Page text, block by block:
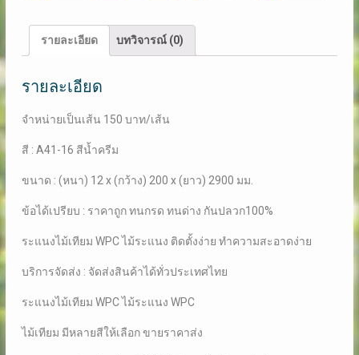
ใช้
อาคาร
รายละเอียด บทวิจารณ์ (0)
รายละเอียด
จำหน่ายเป็นเส้น 150 บาท/เส้น
สี : A41-16 สีน้ำครีม
ขนาด : (หนา) 12 x (กว้าง) 200 x (ยาว) 2900 มม.
ข้อได้เปรียบ : ราคาถูก ทนกรด ทนด่าง กันปลวก100%
ระแนงไม้เทียม WPC ไม้ระแนง ติดตั้งง่าย ทำความสะอาดง่าย
บริการจัดส่ง : จัดส่งสินค้าได้ทั่วประเทศไทย
ระแนงไม้เทียม WPC ไม้ระแนง WPC
ไม้เทียม มีหลายสีให้เลือก ขายราคาส่ง